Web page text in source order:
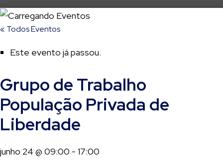
« Todos Eventos
Este evento já passou.
Grupo de Trabalho
População Privada de
Liberdade
junho 24 @ 09:00 - 17:00